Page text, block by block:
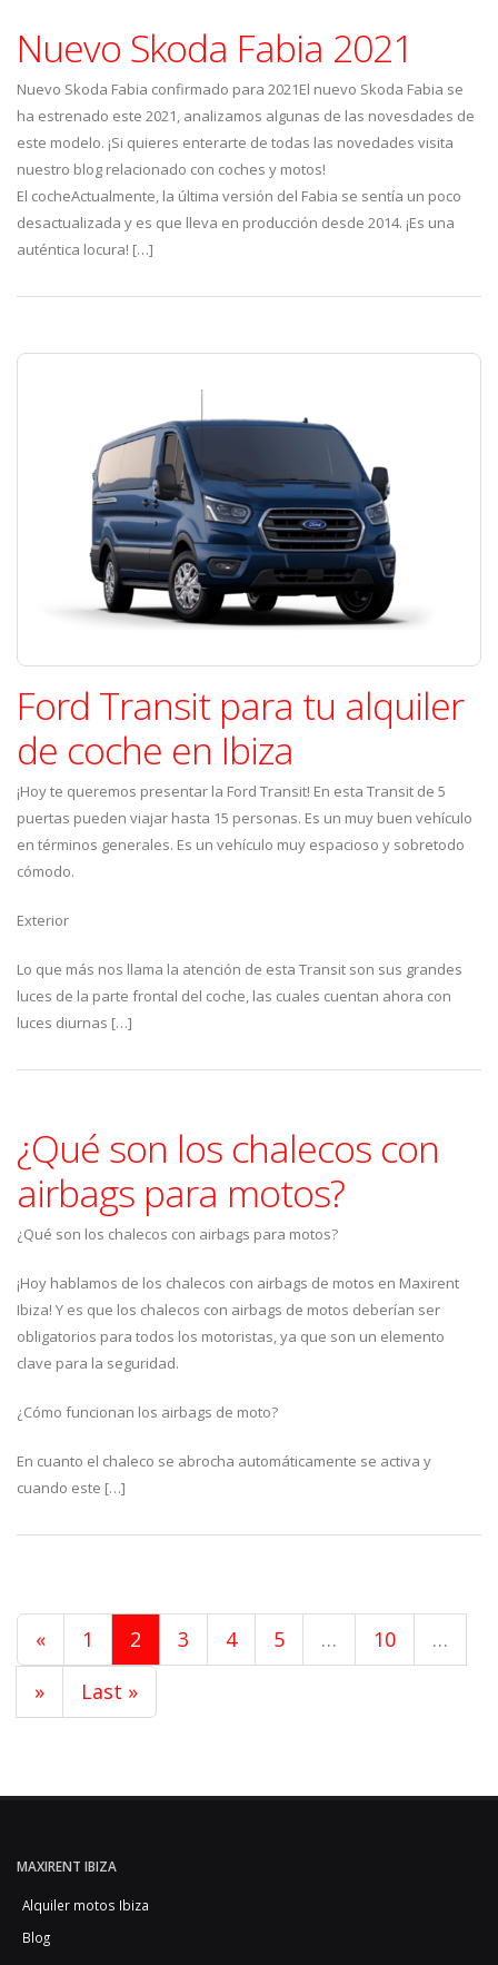
Nuevo Skoda Fabia 2021
Nuevo Skoda Fabia confirmado para 2021El nuevo Skoda Fabia se
ha estrenado este 2021, analizamos algunas de las novesdades de
este modelo. ¡Si quieres enterarte de todas las novedades visita
nuestro blog relacionado con coches y motos!
El cocheActualmente, la última versión del Fabia se sentía un poco
desactualizada y es que lleva en producción desde 2014. ¡Es una
auténtica locura! […]
Ford Transit para tu alquiler
de coche en Ibiza
¡Hoy te queremos presentar la Ford Transit! En esta Transit de 5
puertas pueden viajar hasta 15 personas. Es un muy buen vehículo
en términos generales. Es un vehículo muy espacioso y sobretodo
cómodo.
Exterior
Lo que más nos llama la atención de esta Transit son sus grandes
luces de la parte frontal del coche, las cuales cuentan ahora con
luces diurnas […]
¿Qué son los chalecos con
airbags para motos?
¿Qué son los chalecos con airbags para motos?
¡Hoy hablamos de los chalecos con airbags de motos en Maxirent
Ibiza! Y es que los chalecos con airbags de motos deberían ser
obligatorios para todos los motoristas, ya que son un elemento
clave para la seguridad.
¿Cómo funcionan los airbags de moto?
En cuanto el chaleco se abrocha automáticamente se activa y
cuando este […]
« 1 2 3 4 5 … 10
…
»
Last »
MAXIRENT IBIZA
Alquiler motos Ibiza
Blog